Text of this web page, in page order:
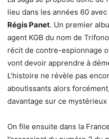
lieu dans les années 60 avec
Régis Panet. Un premier
agent KGB du nom de
récit de contre-espionnage
vont devoir apprendre à
L’histoire ne révèle pas
aboutissants alors
davantage sur ce
On file ensuite dans la